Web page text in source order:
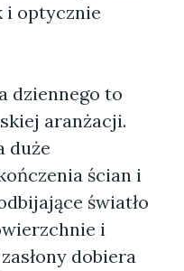
i optycznie
dziennego to
aranżacji.
duże
ścian i
światło
i
dobiera